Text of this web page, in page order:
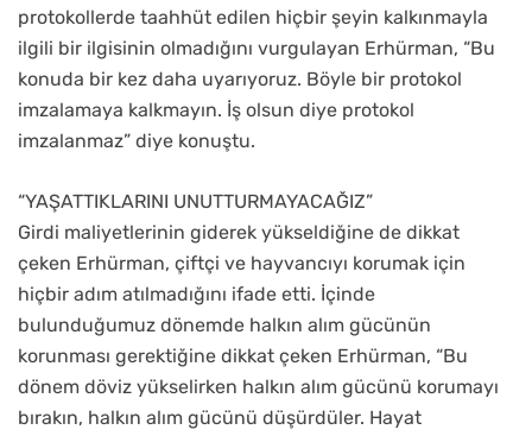
protokollerde taahhüt edilen hiçbir şeyin kalkınmayla
ilgili bir ilgisinin olmadığını vurgulayan Erhürman, “Bu
konuda bir kez daha uyarıyoruz. Böyle bir protokol
imzalamaya kalkmayın. İş olsun diye protokol
imzalanmaz” diye konuştu.
“YAŞATTIKLARINI UNUTTURMAYACAĞIZ”
Girdi maliyetlerinin giderek yükseldiğine de dikkat
çeken Erhürman, çiftçi ve hayvancıyı korumak için
hiçbir adım atılmadığını ifade etti. İçinde
bulunduğumuz dönemde halkın alım gücünün
korunması gerektiğine dikkat çeken Erhürman, “Bu
dönem döviz yükselirken halkın alım gücünü korumayı
bırakın, halkın alım gücünü düşürdüler. Hayat